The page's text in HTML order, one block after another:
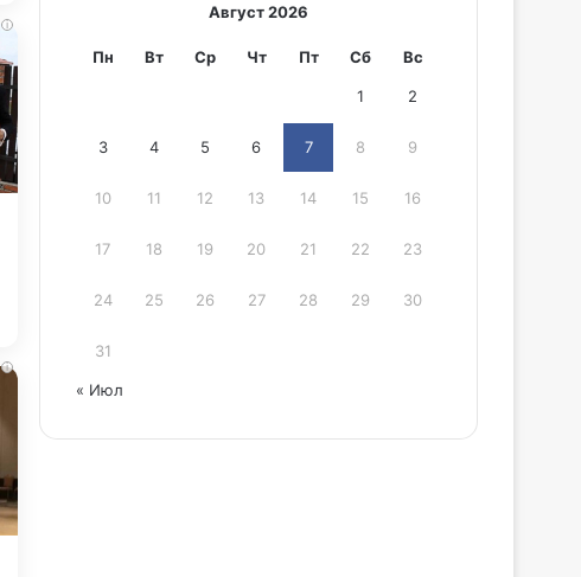
i
i
Август 2026
Пн Вт Ср Чт Пт Сб Вс
1 2
3 4 5 6 7 8 9
10 11 12 13 14 15 16
17 18 19 20 21 22 23
24 25 26 27 28 29 30
31
« Июл